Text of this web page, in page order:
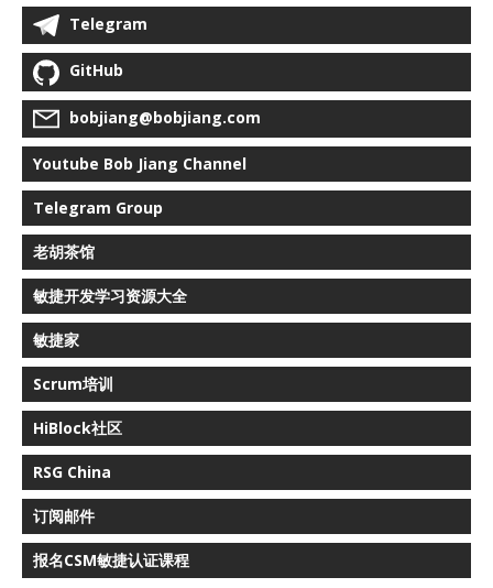
Telegram
GitHub
bobjiang@bobjiang.com
Youtube Bob Jiang Channel
Telegram Group
老胡茶馆
敏捷开发学习资源大全
敏捷家
Scrum培训
HiBlock社区
RSG China
订阅邮件
报名CSM敏捷认证课程